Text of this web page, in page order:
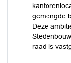
gemengde
Deze
raad is